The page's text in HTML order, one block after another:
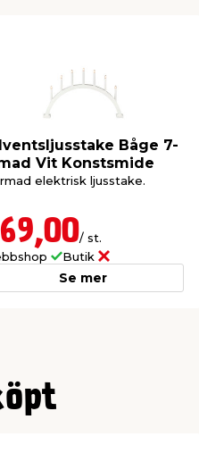
Båge 7-
Vit Konstsmide
elektrisk ljusstake.
/ st.
Butik
Se mer